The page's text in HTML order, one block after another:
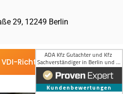
29, 12249 Berlin
VDI-Richtlinie